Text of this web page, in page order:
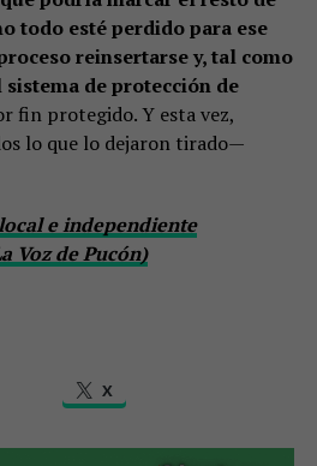
todo esté perdido para ese
reinsertarse y, tal como
de protección de
fin protegido. Y esta vez,
lo que lo dejaron tirado—
e independiente
Voz de Pucón)
X